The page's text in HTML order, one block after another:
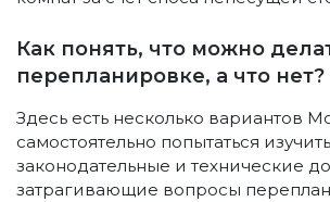
Как понять, что можно
перепланировке, а что нет?
Здесь есть несколько вариантов
самостоятельно попытаться
законодательные и технические
затрагивающие вопросы